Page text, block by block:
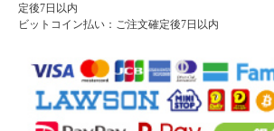
定後7日以内
ビットコイン払い：ご注文確定後7日以内